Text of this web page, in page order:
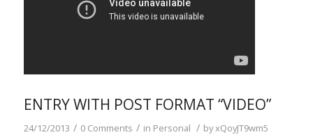
ENTRY WITH POST FORMAT “VIDEO”
24/12/2013 / 0 Comments / in Personal / byxQoyJT9wm5